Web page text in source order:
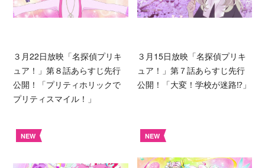
３月22日放映「名探偵プリキ
ュア！」第８話あらすじ先行
公開！「プリティホリックで
プリティスマイル！」
３月15日放映「名探偵プリキ
ュア！」第７話あらすじ先行
公開！「大変！学校が迷路⁉︎」
NEW NEW